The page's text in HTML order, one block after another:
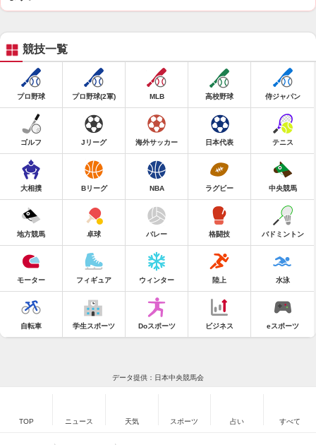
競技一覧
プロ野球 プロ野球(2軍) MLB 高校野球 侍ジャパン
ゴルフ Jリーグ 海外サッカー 日本代表 テニス
大相撲 Bリーグ NBA ラグビー 中央競馬
地方競馬 卓球 バレー 格闘技 バドミントン
モーター フィギュア ウィンター 陸上 水泳
自転車 学生スポーツ Doスポーツ ビジネス eスポーツ
データ提供：日本中央競馬会
TOP ニュース 天気 スポーツ 占い すべて